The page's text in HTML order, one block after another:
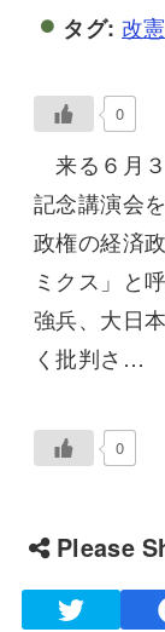
タグ: 改
0
来る６月
記念講演会
政権の経済
ミクス」と
強兵、大日
く批判さ…
0
Please